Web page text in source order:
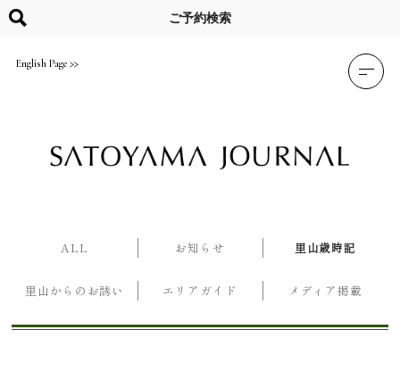
content
English Page
ご予約検索
ALL お知らせ 里山歳時記
里山からのお誘い エリアガイド メディア掲載